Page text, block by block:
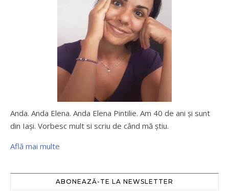
Anda. Anda Elena. Anda Elena Pintilie. Am 40 de ani şi sunt
din Iaşi. Vorbesc mult si scriu de când mă ştiu.
Află mai multe
ABONEAZĂ-TE LA NEWSLETTER